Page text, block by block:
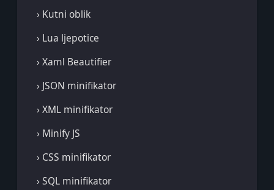
› Kutni oblik
› Lua ljepotice
› Xaml Beautifier
› JSON minifikator
› XML minifikator
› Minify JS
› CSS minifikator
› SQL minifikator